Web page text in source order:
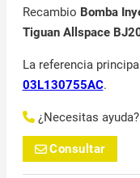
Recambio Bomba
Tiguan Allspace
La referencia
03L130755AC.
¿Necesitas ayuda?
Consultar